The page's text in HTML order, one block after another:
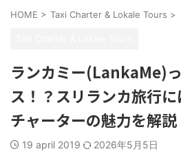
HOME > Taxi Charter & Lokale Tours >
ランカミー(LankaMe)
ス！？スリランカ旅行
チャーターの魅力を解説
19 april 2019 2026年5月5日